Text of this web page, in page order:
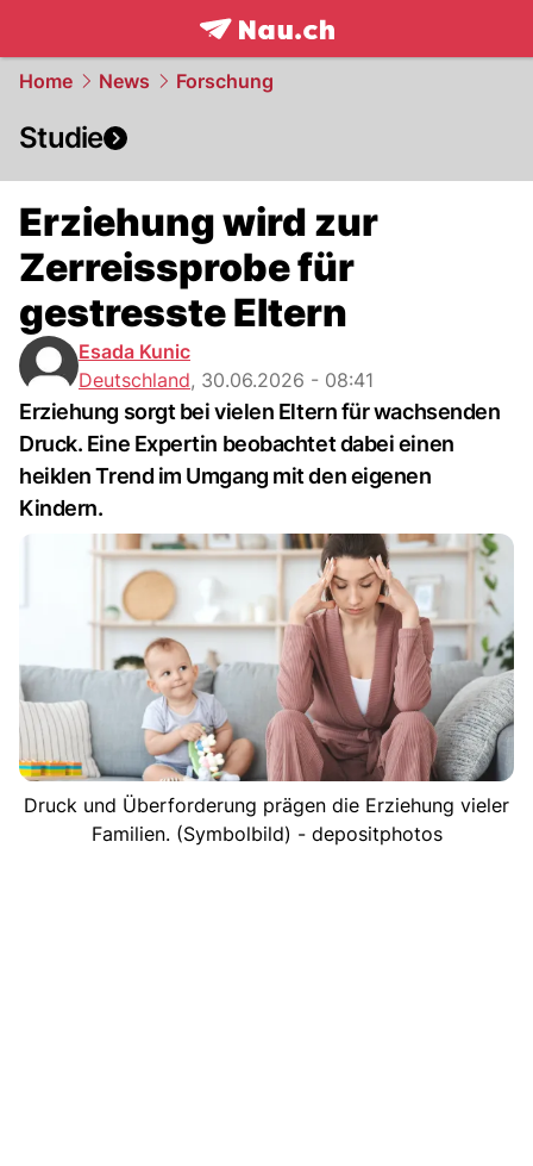
frontpage.NAU.ch
Home News Forschung
Studie
Erziehung wird zur
Zerreissprobe für
gestresste Eltern
Esada Kunic
Deutschland, 30.06.2026 - 08:41
Erziehung sorgt bei vielen Eltern für wachsenden
Druck. Eine Expertin beobachtet dabei einen
heiklen Trend im Umgang mit den eigenen
Kindern.
Druck und Überforderung prägen die Erziehung vieler
Familien. (Symbolbild) - depositphotos